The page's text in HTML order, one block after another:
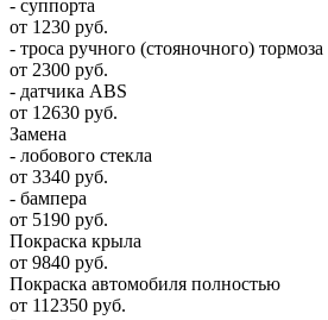
- суппорта
от 1230 руб.
- троса ручного (стояночного) тормоза
от 2300 руб.
- датчика ABS
от 12630 руб.
Замена
- лобового стекла
от 3340 руб.
- бампера
от 5190 руб.
Покраска крыла
от 9840 руб.
Покраска автомобиля полностью
от 112350 руб.